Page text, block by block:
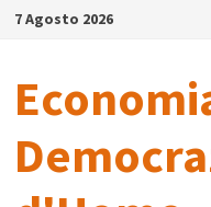
Skip7 Agosto 2026